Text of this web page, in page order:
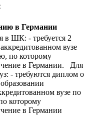
в Германии
в ШК: - требуется 2
вузе
по которому
в Германии. Для
- требуются диплом о
вузе по
которому
в Германии